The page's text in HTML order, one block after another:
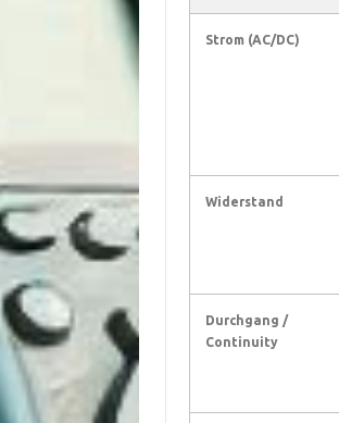
Strom (AC/DC)
Widerstand
Durchgang /
Continuity